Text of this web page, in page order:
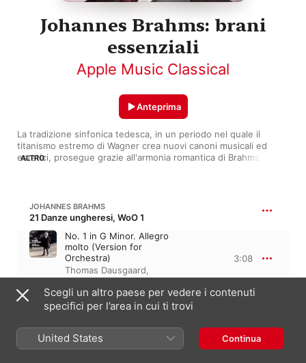
Johannes Brahms: brani
essenziali
Apple Music Classical
La tradizione sinfonica tedesca, in un periodo nel quale il
titanismo estremo di Wagner crea nuovi canoni musicali ed
estetici, prosegue grazie all'armonia romantica di Brahms.
appassionato della musica di Bach, il suo Requiem Tedesco,
ricco di umanità, è un grande esempio della sua musica corale.
camera, quella per pianoforte ed un grande corpo di canzoni.
ALTRO
Anteprima
JOHANNES BRAHMS
21 Danze ungheresi, WoO 1
No. 1 in G Minor. Allegro
molto (Version for
Orchestra)
Thomas Dausgaard,
Svenska Kammarorkestern
3:08
JOHANNES BRAHMS
III. Poco allegretto
Gewandhausorchester
6:19
Scegli un altro paese per vedere i contenuti
specifici per l’area in cui ti trovi
United States Continua